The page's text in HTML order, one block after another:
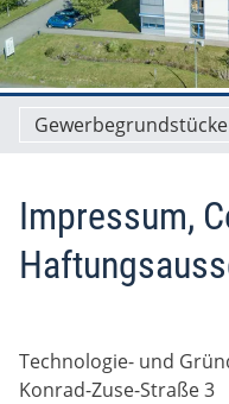
Gewerbegrundstücke
Impressum,
Technologie- und
Konrad-Zuse-Straße 3